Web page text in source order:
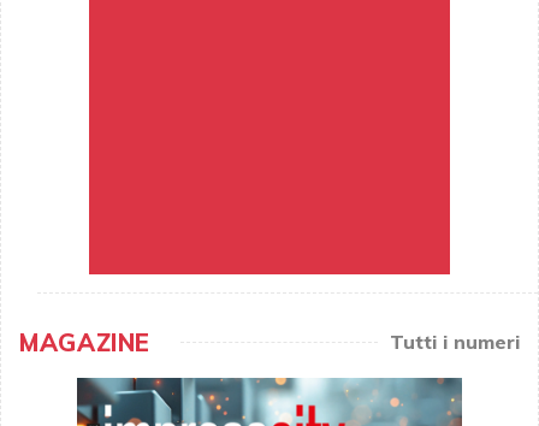
MAGAZINE Tutti i numeri